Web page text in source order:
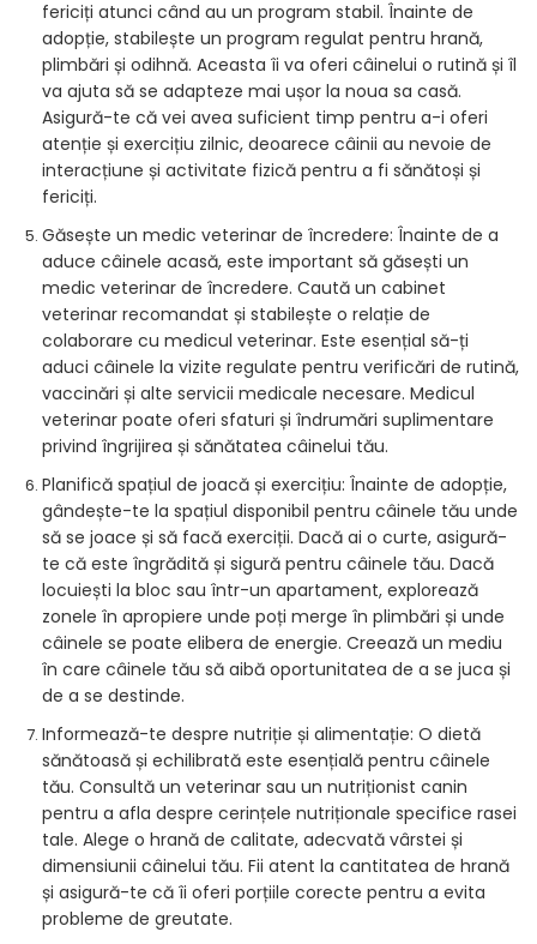
fericiți atunci când au un program stabil. Înainte de
adopție, stabilește un program regulat pentru hrană,
plimbări și odihnă. Aceasta îi va oferi câinelui o rutină și îl
va ajuta să se adapteze mai ușor la noua sa casă.
Asigură-te că vei avea suficient timp pentru a-i oferi
atenție și exercițiu zilnic, deoarece câinii au nevoie de
interacțiune și activitate fizică pentru a fi sănătoși și
fericiți.
Găsește un medic veterinar de încredere: Înainte de a
aduce câinele acasă, este important să găsești un
medic veterinar de încredere. Caută un cabinet
veterinar recomandat și stabilește o relație de
colaborare cu medicul veterinar. Este esențial să-ți
aduci câinele la vizite regulate pentru verificări de rutină,
vaccinări și alte servicii medicale necesare. Medicul
veterinar poate oferi sfaturi și îndrumări suplimentare
privind îngrijirea și sănătatea câinelui tău.
Planifică spațiul de joacă și exercițiu: Înainte de adopție,
gândește-te la spațiul disponibil pentru câinele tău unde
să se joace și să facă exerciții. Dacă ai o curte, asigură-
te că este îngrădită și sigură pentru câinele tău. Dacă
locuiești la bloc sau într-un apartament, explorează
zonele în apropiere unde poți merge în plimbări și unde
câinele se poate elibera de energie. Creează un mediu
în care câinele tău să aibă oportunitatea de a se juca și
de a se destinde.
Informează-te despre nutriție și alimentație: O dietă
sănătoasă și echilibrată este esențială pentru câinele
tău. Consultă un veterinar sau un nutriționist canin
pentru a afla despre cerințele nutriționale specifice rasei
tale. Alege o hrană de calitate, adecvată vârstei și
dimensiunii câinelui tău. Fii atent la cantitatea de hrană
și asigură-te că îi oferi porțiile corecte pentru a evita
probleme de greutate.